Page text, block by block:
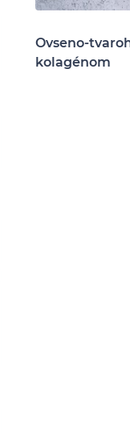
Ovseno-
kolagénom